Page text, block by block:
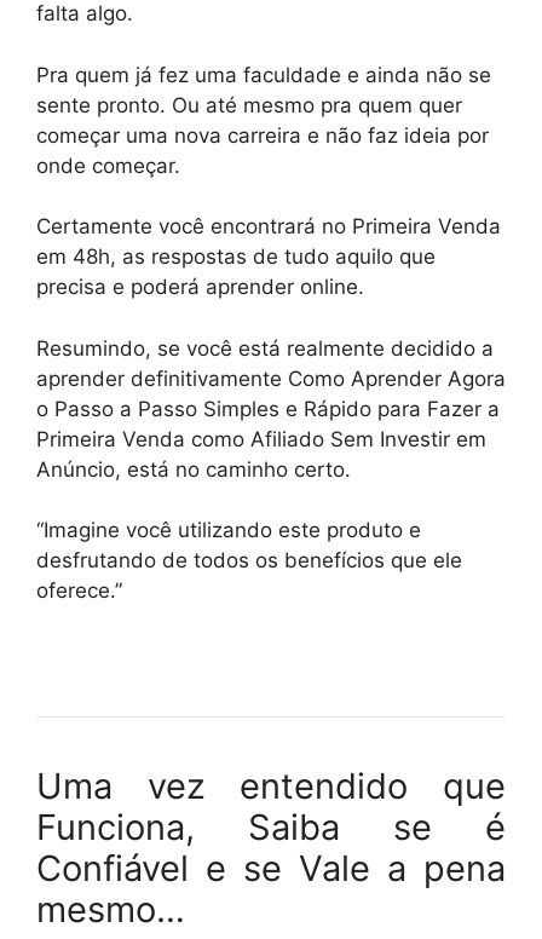
falta algo.
Pra quem já fez uma faculdade e ainda não se
sente pronto. Ou até mesmo pra quem quer
começar uma nova carreira e não faz ideia por
onde começar.
Certamente você encontrará no Primeira Venda
em 48h, as respostas de tudo aquilo que
precisa e poderá aprender online.
Resumindo, se você está realmente decidido a
aprender definitivamente Como Aprender Agora
o Passo a Passo Simples e Rápido para Fazer a
Primeira Venda como Afiliado Sem Investir em
Anúncio, está no caminho certo.
“Imagine você utilizando este produto e
desfrutando de todos os benefícios que ele
oferece.”
Uma vez entendido que
Funciona, Saiba se é
Confiável e se Vale a pena
mesmo…